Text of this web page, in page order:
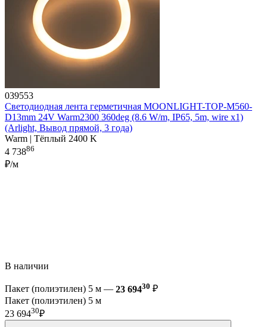
039553
Светодиодная лента герметичная MOONLIGHT-TOP-M560-
D13mm 24V Warm2300 360deg (8.6 W/m, IP65, 5m, wire x1)
(Arlight, Вывод прямой, 3 года)
Warm | Тёплый 2400 K
4 73886
₽/м
В наличии
Пакет (полиэтилен) 5 м — 23 69430 ₽
Пакет (полиэтилен) 5 м
23 69430₽